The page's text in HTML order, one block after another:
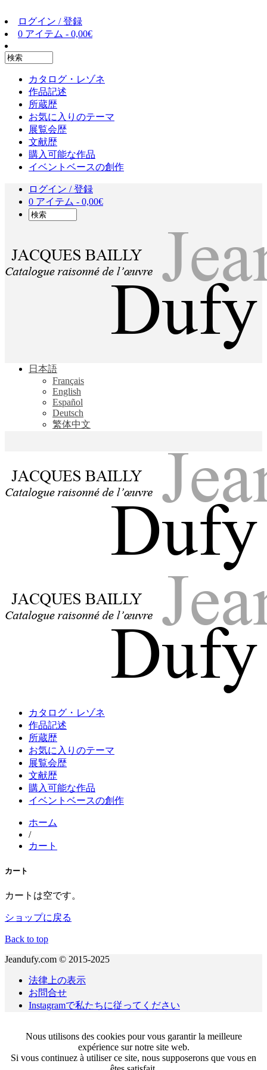
ログイン / 登録
0 アイテム - 0,00€
カタログ・レゾネ
作品記述
所蔵歴
お気に入りのテーマ
展覧会歴
文献歴
購入可能な作品
イベントベースの創作
ログイン / 登録
0 アイテム - 0,00€
Jean Dufy
Jacques Bailly - Catalogue raisonné de l'œuvre de Jean Dufy
日本語
Français
English
Español
Deutsch
繁体中文
Jean Dufy
Jacques Bailly - Catalogue raisonné de l'œuvre de Jean Dufy
Jean Dufy
Jacques Bailly - Catalogue raisonné de l'œuvre de Jean Dufy
カタログ・レゾネ
作品記述
所蔵歴
お気に入りのテーマ
展覧会歴
文献歴
購入可能な作品
イベントベースの創作
ホーム
/
カート
カート
カートは空です。
ショップに戻る
Back to top
Jeandufy.com © 2015-2025
法律上の表示
お問合せ
Instagramで私たちに従ってください
Nous utilisons des cookies pour vous garantir la meilleure
expérience sur notre site web.
Si vous continuez à utiliser ce site, nous supposerons que vous en